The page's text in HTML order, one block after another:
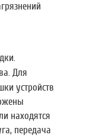
Для
устройств
находятся
передача